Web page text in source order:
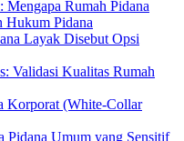
Rumah Pidana
Hukum Pidana
Layak Disebut Opsi
Validasi Kualitas Rumah
Korporat (White-Collar
Pidana Umum yang Sensitif